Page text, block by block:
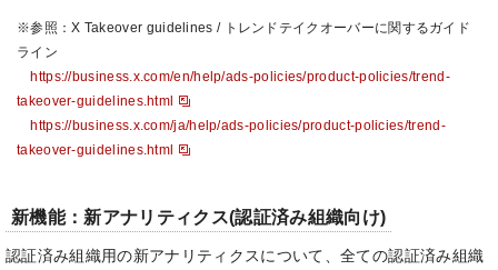
※参照：X Takeover guidelines / トレンドテイクオーバーに関するガイド
ライン
https://business.x.com/en/help/ads-policies/product-policies/trend-
takeover-guidelines.html
https://business.x.com/ja/help/ads-policies/product-policies/trend-
takeover-guidelines.html
新機能：新アナリティクス(認証済み組織向け)
認証済み組織用の新アナリティクスについて、全ての認証済み組織